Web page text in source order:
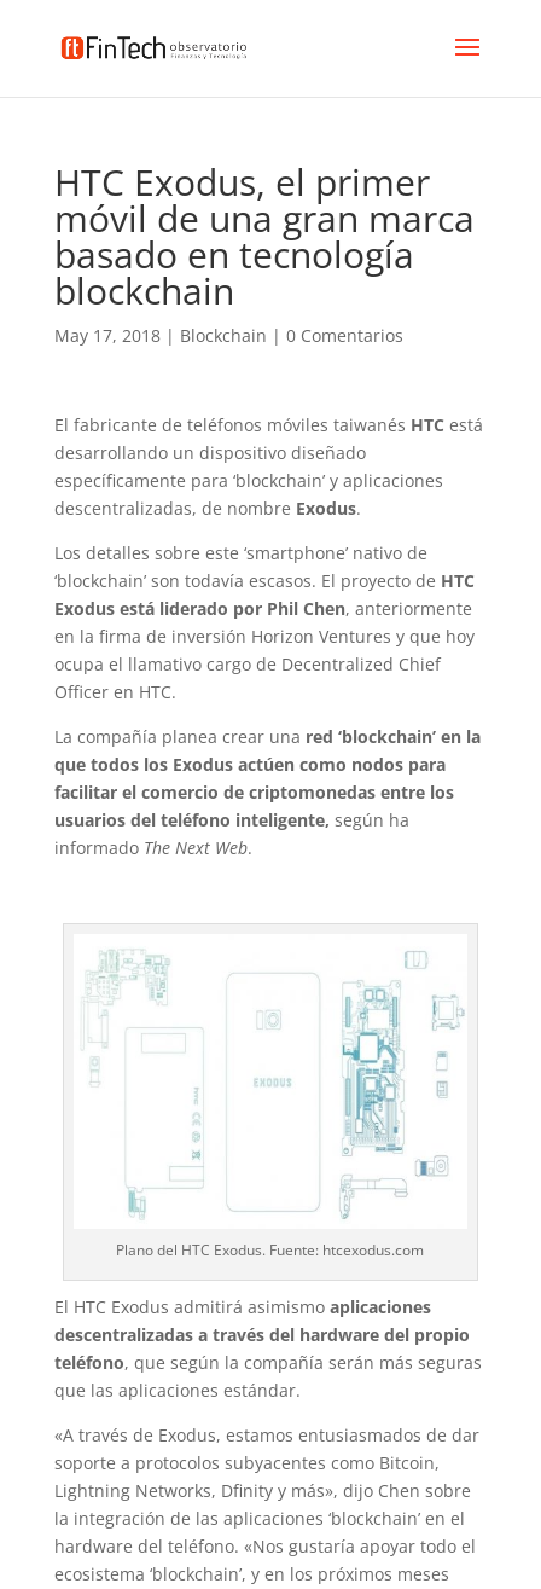
HTC Exodus, el primer
móvil de una gran marca
basado en tecnología
blockchain
May 17, 2018| Blockchain | 0 Comentarios
El fabricante de teléfonos móviles taiwanés HTC está
desarrollando un dispositivo diseñado
específicamente para ‘blockchain’ y aplicaciones
descentralizadas, de nombre Exodus.
Los detalles sobre este ‘smartphone’ nativo de
‘blockchain’ son todavía escasos. El proyecto de HTC
Exodus está liderado por Phil Chen, anteriormente
en la firma de inversión Horizon Ventures y que hoy
ocupa el llamativo cargo de Decentralized Chief
Officer en HTC.
La compañía planea crear una red ‘blockchain’ en la
que todos los Exodus actúen como nodos para
facilitar el comercio de criptomonedas entre los
usuarios del teléfono inteligente, según ha
informado The Next Web.
Plano del HTC Exodus. Fuente: htcexodus.com
El HTC Exodus admitirá asimismo aplicaciones
descentralizadas a través del hardware del propio
teléfono, que según la compañía serán más seguras
que las aplicaciones estándar.
«A través de Exodus, estamos entusiasmados de dar
soporte a protocolos subyacentes como Bitcoin,
Lightning Networks, Dfinity y más», dijo Chen sobre
la integración de las aplicaciones ‘blockchain’ en el
hardware del teléfono. «Nos gustaría apoyar todo el
ecosistema ‘blockchain’, y en los próximos meses